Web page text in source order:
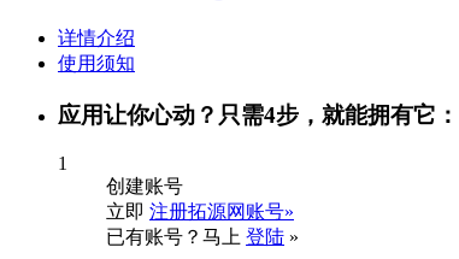
详情介绍
使用须知
应用让你心动？只需4步，就能拥有它：
1
创建账号
立即 注册拓源网账号»
已有账号？马上 登陆 »